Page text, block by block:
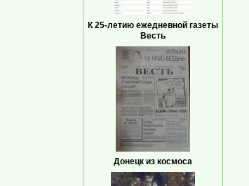
К 25-летию ежедневной газеты
Весть
Донецк из космоса